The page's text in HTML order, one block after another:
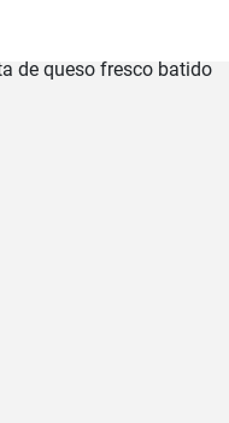
de especias, vinagre y ajo
sabroso. Es excelente